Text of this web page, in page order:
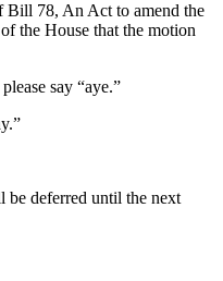
Bill 78, An Act to amend the
the House that the motion
say “aye.”
be deferred until the next